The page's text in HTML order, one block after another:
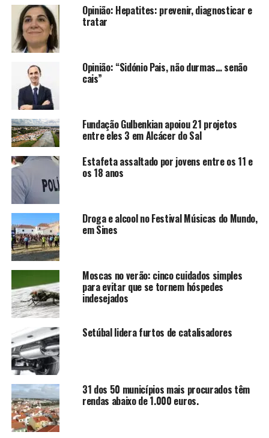
Opinião: Hepatites: prevenir, diagnosticar e
tratar
Opinião: “Sidónio Pais, não durmas… senão
cais”
Fundação Gulbenkian apoiou 21 projetos
entre eles 3 em Alcácer do Sal
Estafeta assaltado por jovens entre os 11 e
os 18 anos
Droga e alcool no Festival Músicas do Mundo,
em Sines
Moscas no verão: cinco cuidados simples
para evitar que se tornem hóspedes
indesejados
Setúbal lidera furtos de catalisadores
31 dos 50 municípios mais procurados têm
rendas abaixo de 1.000 euros.